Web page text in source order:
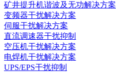
矿井提升机谐波及无功解决方案
变频器干扰解决方案
伺服干扰解决方案
直流调速器干扰抑制
空压机干扰解决方案
电焊机干扰解决方案
UPS/EPS干扰抑制